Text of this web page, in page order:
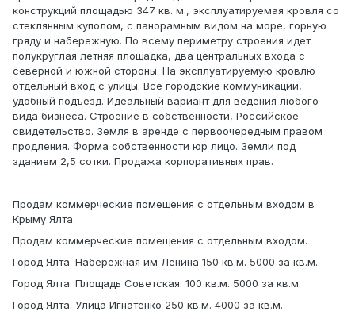
конструкций площадью 347 кв. м., эксплуатируемая кровля со
стеклянным куполом, с панорамным видом на море, горную
гряду и набережную. По всему периметру строения идет
полукруглая летняя площадка, два центральных входа с
северной и южной стороны. На эксплуатируемую кровлю
отдельный вход с улицы. Все городские коммуникации,
удобный подъезд. Идеальный вариант для ведения любого
вида бизнеса. Строение в собственности, Российское
свидетельство. Земля в аренде с первоочередным правом
продления. Форма собственности юр лицо. Земли под
зданием 2,5 сотки. Продажа корпоративных прав.
Продам коммерческие помещения с отдельным входом в
Крыму Ялта.
Продам коммерческие помещения с отдельным входом.
Город Ялта. Набережная им Ленина 150 кв.м. 5000 за кв.м.
Город Ялта. Площадь Советская. 100 кв.м. 5000 за кв.м.
Город Ялта. Улица Игнатенко 250 кв.м. 4000 за кв.м.